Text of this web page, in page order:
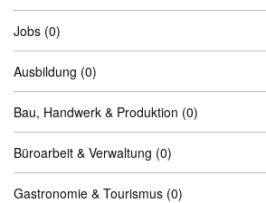
Jobs (0)
Ausbildung (0)
Bau, Handwerk & Produktion (0)
Büroarbeit & Verwaltung (0)
Gastronomie & Tourismus (0)